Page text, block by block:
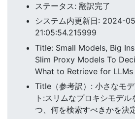
ステータス: 翻訳完了
システム内更新日: 2024-
21:05:54.215999
Title: Small Models, Big
Slim Proxy Models To
What to Retrieve for LLMs
Title（参考訳）: 小さなモ
ト:スリムなプロキシモデ
つ、何を検索すべきかを決